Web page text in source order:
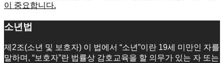
이 중요합니다.
소년법
제2조(소년 및 보호자) 이 법에서 “소년”이란 19세 미만인 자를
말하며, “보호자”란 법률상 감호교육을 할 의무가 있는 자 또는